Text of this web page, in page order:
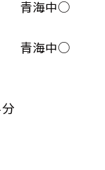
青海中○
青海中○